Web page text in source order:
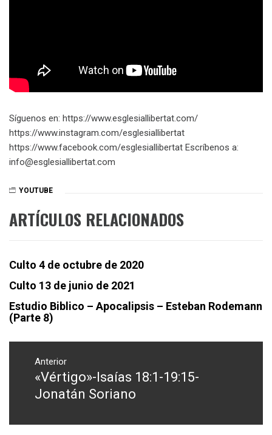
Síguenos en: https://www.esglesiallibertat.com/​​​
https://www.instagram.com/esglesiallibertat
https://www.facebook.com/esglesiallibertat Escríbenos a:
info@esglesiallibertat.com
YOUTUBE
ARTÍCULOS RELACIONADOS
Culto 4 de octubre de 2020
Culto 13 de junio de 2021
Estudio Biblico – Apocalipsis – Esteban Rodemann
(Parte 8)
Navegación
entradas
Anterior
Entrada
anterior:
«Vértigo»-Isaías 18:1-19:15-
Jonatán Soriano